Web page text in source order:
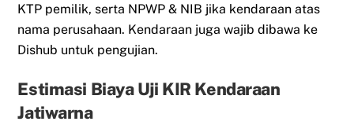
KTP pemilik, serta NPWP & NIB jika kendaraan atas
nama perusahaan. Kendaraan juga wajib dibawa ke
Dishub untuk pengujian.
Estimasi Biaya Uji KIR Kendaraan
Jatiwarna